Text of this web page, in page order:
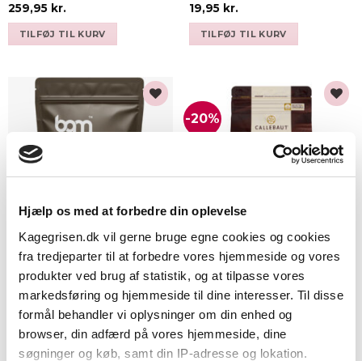
Hjælp os med at forbedre din oplevelse
Kagegrisen.dk vil gerne bruge egne cookies og cookies
fra tredjeparter til at forbedre vores hjemmeside og vores
produkter ved brug af statistik, og at tilpasse vores
markedsføring og hjemmeside til dine interesser. Til disse
formål behandler vi oplysninger om din enhed og
browser, din adfærd på vores hjemmeside, dine
søgninger og køb, samt din IP-adresse og lokation.
Vurderet
4.9ud af
259,95 kr.
TILFØJ TIL KURV
Vurderet
4.93ud af
19,95 kr.
TILFØJ TIL KURV
Add to
wishlist
BAM Chokolade lys, 1 kg –
(35,1%)
Vurderet
4.79
(19)
229,95kr.
TILFØJ TIL KURV
-20%
wishlist
Callebaut Chokolade mørk
(811), 1 kg – (54,5%)
Vurderet
4.93
ud af
5
(287)
249,95 kr. Den
oprindelige
pris
249,95 kr..
199,95 kr.Den
aktuelle
er:
199,95 kr..
TILFØJ TIL KURV